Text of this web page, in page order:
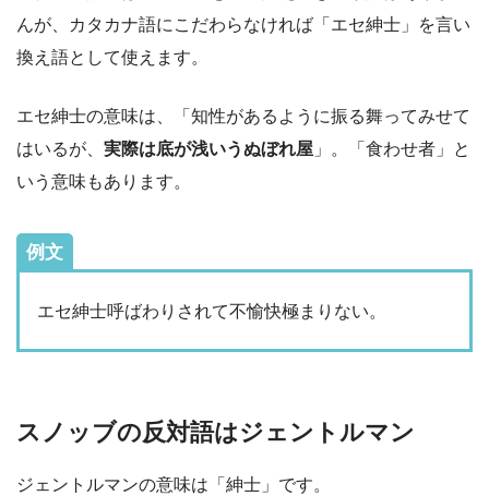
んが、カタカナ語にこだわらなければ「エセ紳士」を言い
換え語として使えます。
エセ紳士の意味は、「知性があるように振る舞ってみせて
はいるが、 実際は底が浅いうぬぼれ屋 」。「食わせ者」と
いう意味もあります。
例文
エセ紳士呼ばわりされて不愉快極まりない。
スノッブの反対語はジェントルマン
ジェントルマンの意味は「紳士」です。